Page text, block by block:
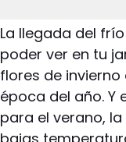
La llegada del
poder ver en tu
flores de
época del año. Y
para el verano,
bajas